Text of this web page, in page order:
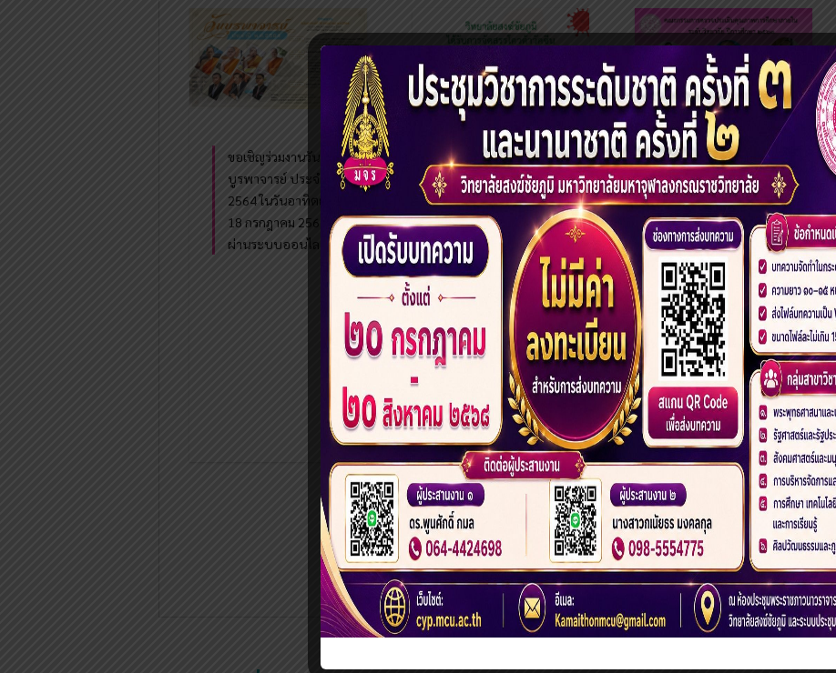
ขอเชิญร่วมงานวัน
บูรพาจารย์ ประจำปี
2564 ในวันอาทิตย์ที่
18 กรกฎาคม 2564
ผ่านระบบออนไลน์
วิทยาลัยสงฆ์ชัยภูมิ ได้
รับการจัดสรรโควต้า
วัคซีน ASTRAZENECE
จำนวน 30 โดส
สำหรับบุคลากรและ
นิสิต (รอบที่ 1)
วิทยาลัยสงฆ์ชัยภูมิ ขอ
ต้อนรับคณะกรรมการ
ตรวจประเมินคุณภาพ
การศึกษาภายใน
ระดับหลักสูตร
« 19 20 22 23 24 26 27